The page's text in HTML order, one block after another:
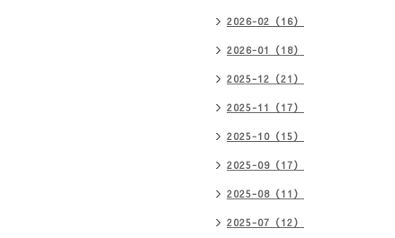
2026-02（16）
2026-01（18）
2025-12（21）
2025-11（17）
2025-10（15）
2025-09（17）
2025-08（11）
2025-07（12）